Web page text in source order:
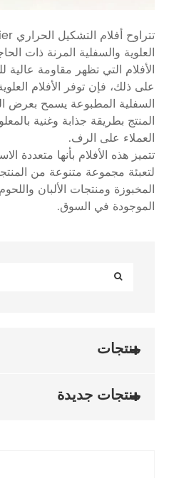
العلوية والسفلية المرنة ذات
الأفلام التي تظهر مقاومة عالية
على ذلك، فإن توفر الأفلام
السفلية المطبوعة يسمح بعرض
المنتج بطريقة جذابة وغنية
العملاء على الرف.
تتميز هذه الأفلام بأنها متعددة
لتعبئة مجموعة متنوعة من
المخبوزة ومنتجات الألبان
الموجودة في السوق.
منتجات
منتجات جديدة